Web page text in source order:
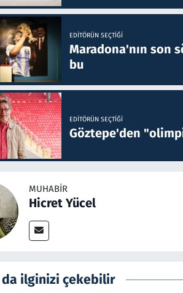
EDITÖRÜN SEÇTIĞI
Maradona'nın son
bu
EDITÖRÜN SEÇTIĞI
Göztepe'den
MUHABIR
Hicret Yücel
da ilginizi çekebilir